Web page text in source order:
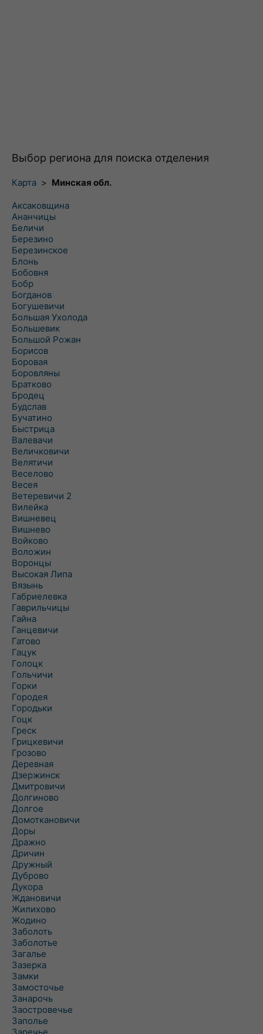
Выбор региона для поиска отделения
Карта > Минская обл.
Аксаковщина
Ананчицы
Беличи
Березино
Березинское
Блонь
Бобовня
Бобр
Богданов
Богушевичи
Большая Ухолода
Большевик
Большой Рожан
Борисов
Боровая
Боровляны
Братково
Бродец
Будслав
Бучатино
Быстрица
Валевачи
Величковичи
Велятичи
Веселово
Весея
Ветеревичи 2
Вилейка
Вишневец
Вишнево
Войково
Воложин
Воронцы
Высокая Липа
Вязынь
Габриелевка
Гаврильчицы
Гайна
Ганцевичи
Гатово
Гацук
Голоцк
Гольчичи
Горки
Городея
Городьки
Гоцк
Греск
Грицкевичи
Грозово
Деревная
Дзержинск
Дмитровичи
Долгиново
Долгое
Домоткановичи
Доры
Дражно
Дричин
Дружный
Дуброво
Дукора
Ждановичи
Жилихово
Жодино
Заболоть
Заболотье
Загалье
Зазерка
Замки
Замосточье
Занарочь
Заостровечье
Заполье